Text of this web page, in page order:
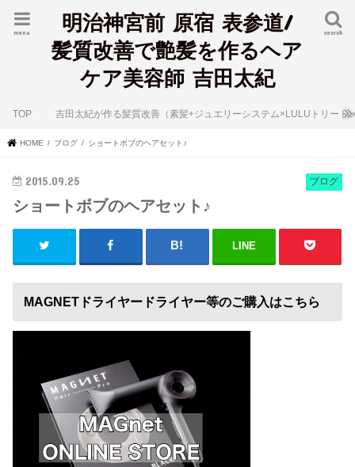
明治神宮前 原宿 表参道/
髪質改善で艶髪を作るヘア
ケア美容師 吉田太紀
search
menu
TOP 吉田太紀が作る髪質改善（素髪+ジュエリーシステム×LULUトリート
HOME ブログ ショートボブのヘアセット♪
ブログ
2015.09.25
ショートボブのヘアセット♪
LINE
MAGNETドライヤードライヤー等のご購入はこちら